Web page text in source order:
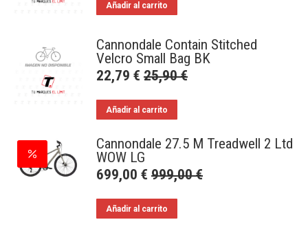
Añadir al carrito
Cannondale Contain Stitched
Velcro Small Bag BK
22,79 € 25,90€
Añadir al carrito
Cannondale 27.5 M Treadwell 2 Ltd
WOW LG
699,00 € 999,00€
Añadir al carrito